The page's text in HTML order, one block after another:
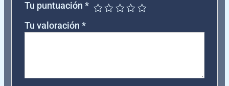
Tu puntuación *
Tu valoración *